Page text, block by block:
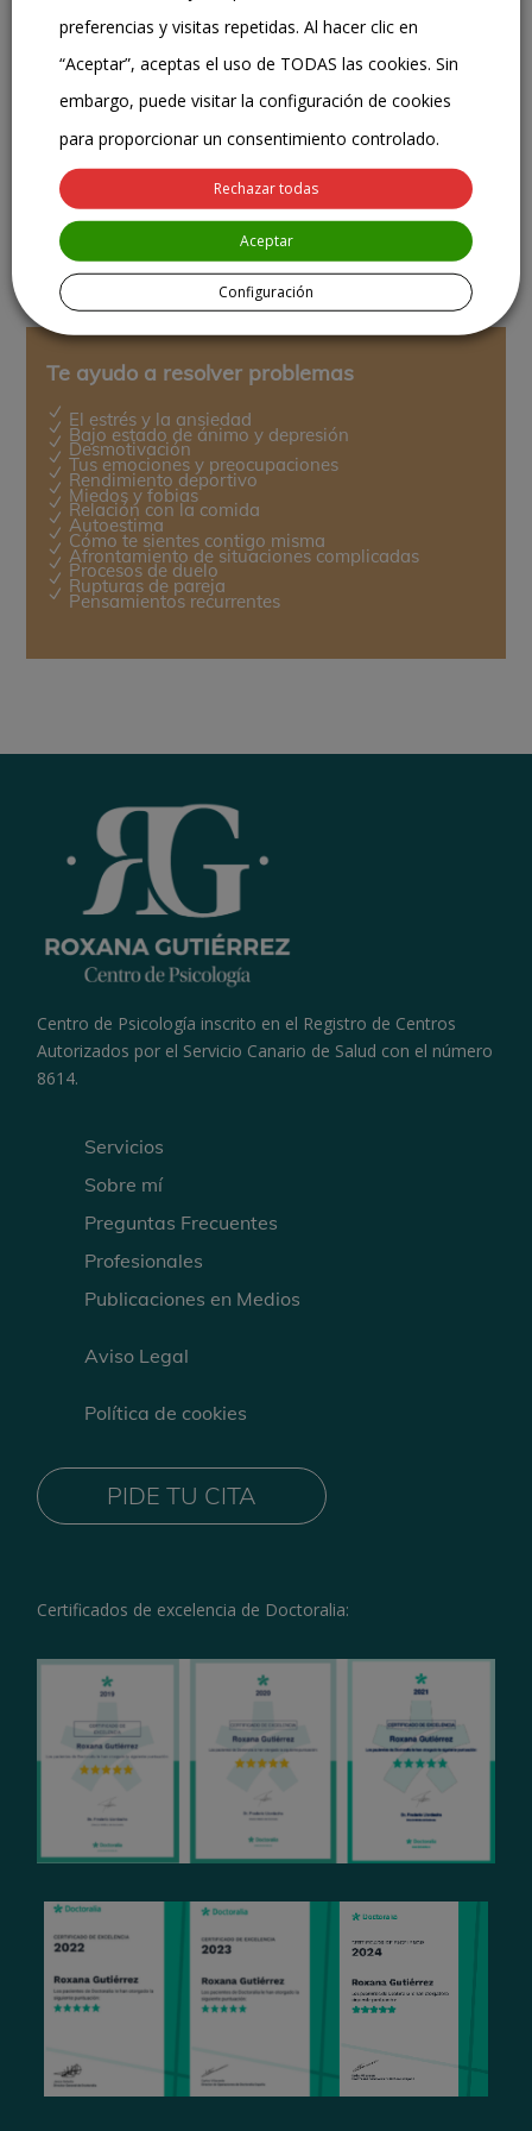
aquí el protagonista eres tú”.
Te ayudo a resolver problemas
N El estrés y la ansiedad
N Bajo estado de ánimo y depresión
N Desmotivación
N Tus emociones y preocupaciones
N Rendimiento deportivo
N Miedos y fobias
N Relación con la comida
N Autoestima
N Cómo te sientes contigo misma
N Afrontamiento de situaciones complicadas
N Procesos de duelo
N Rupturas de pareja
N Pensamientos recurrentes
Centro de Psicología inscrito en el Registro de Centros
Autorizados por el Servicio Canario de Salud con el número
8614.
Servicios
Sobre mí
Preguntas Frecuentes
Profesionales
Publicaciones en Medios
Aviso Legal
Política de cookies
PIDE TU CITA
Certificados de excelencia de Doctoralia:
preferencias y visitas repetidas. Al hacer clic en
“Aceptar”, aceptas el uso de TODAS las cookies. Sin
embargo, puede visitar la configuración de cookies
para proporcionar un consentimiento controlado.
Rechazar todas
Aceptar
Configuración